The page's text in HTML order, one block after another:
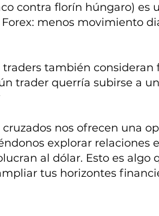
contra florín húngaro) es
menos movimiento
también consideran
trader querría subirse a
nos ofrecen una
explorar relaciones
al dólar. Esto es algo
tus horizontes